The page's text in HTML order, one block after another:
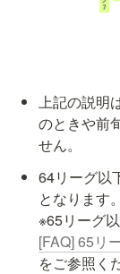
上記の説明
のときや前
せん。
64リーグ以
となります。
※65リーグ
[FAQ] 65リ
をご参照く